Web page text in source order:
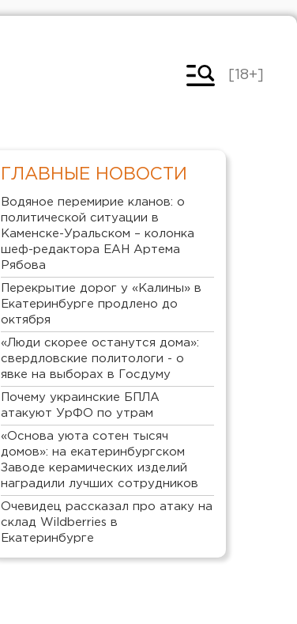
[18+]
ГЛАВНЫЕ НОВОСТИ
Водяное перемирие кланов: о
политической ситуации в
Каменске-Уральском – колонка
шеф-редактора ЕАН Артема
Рябова
Перекрытие дорог у «Калины» в
Екатеринбурге продлено до
октября
«Люди скорее останутся дома»:
свердловские политологи - о
явке на выборах в Госдуму
Почему украинские БПЛА
атакуют УрФО по утрам
«Основа уюта сотен тысяч
домов»: на екатеринбургском
Заводе керамических изделий
наградили лучших сотрудников
Очевидец рассказал про атаку на
склад Wildberries в
Екатеринбурге